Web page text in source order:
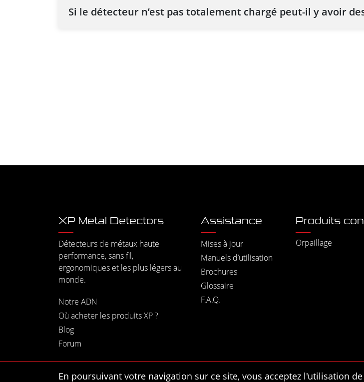
Si le détecteur n’est pas totalement chargé peut-il y avoir
En poursuivant votre navigation sur ce site, vous acceptez l'utilisation
XP Metal Detectors
Détecteurs de métaux haute
performance, sans fil,
ergonomiques et les plus légers au
monde.
Notre ADN
Où acheter les produits XP ?
Blog
Forum
Assistance
Mises à jour
Manuels d’utilisation
Brochures
Glossaire
F.A.Q.
Produits
Orpaillage